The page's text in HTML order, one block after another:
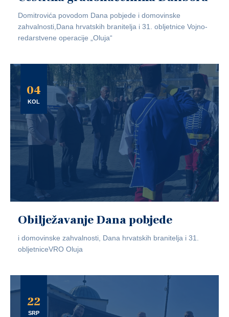
Domitrovića povodom Dana pobjede i domovinske
zahvalnosti,Dana hrvatskih branitelja i 31. obljetnice Vojno-
redarstvene operacije „Oluja“
04
KOL
Obilježavanje Dana pobjede
i domovinske zahvalnosti, Dana hrvatskih branitelja i 31.
obljetniceVRO Oluja
22
SRP